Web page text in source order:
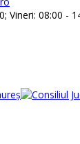
Vineri: 08:00 -